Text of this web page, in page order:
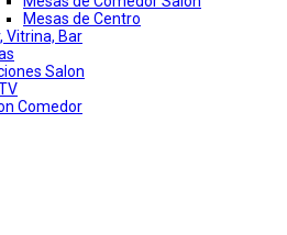
Mesas de Centro
Vitrina, Bar
Salon
Comedor